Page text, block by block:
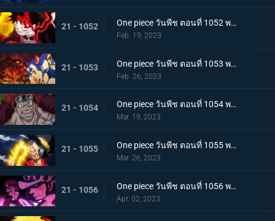
21 - 1052 One piece วันพีช ตอนที่ 1052 พากย์ไทย สถาการณ์ตึงเครียด! จุดจบของโอนิกาชิมะ!
Feb. 19, 2023
21 - 1053 One piece วันพีช ตอนที่ 1053 พากย์ไทย ซันจิกลายพันธุ์ แขนทั้ง 2 เจอวิกฤติ!
Feb. 26, 2023
21 - 1054 One piece วันพีช ตอนที่ 1054 พากย์ไทย คู่หูต้องตาย! เดิมพันมรณะของคิลเลอร์
Mar. 19, 2023
21 - 1055 One piece วันพีช ตอนที่ 1055 พากย์ไทย ร่างเงาดึงเชือก! โอนิกาชิมะในเปลวเพลิง
Mar. 26, 2023
21 - 1056 One piece วันพีช ตอนที่ 1056 พากย์ไทย การโต้กลับ! ท่าผสานของคิดกับลอว์โต้กลับ
Apr. 02, 2023